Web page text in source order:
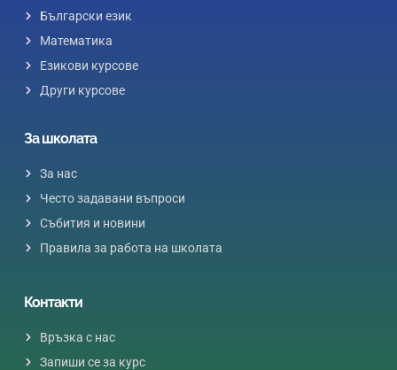
Български език
Математика
Езикови курсове
Други курсове
За школата
За нас
Често задавани въпроси
Събития и новини
Правила за работа на школата
Контакти
Връзка с нас
Запиши се за курс